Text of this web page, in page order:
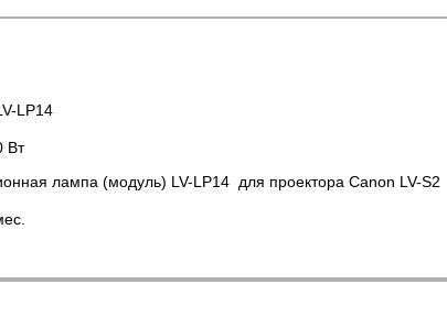
LP14
Вт
лампа (модуль) LV-LP14 для проектора Canon LV-S2